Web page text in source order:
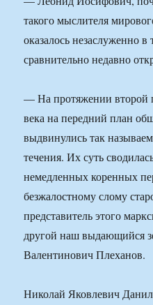
такого мыслителя
оказалось незаслуженно
сравнительно недавно
— На протяжении второй
века на передний план
выдвинулись так
течения. Их суть
немедленных коренных
безжалостному слому
представитель этого
другой наш выдающийся
Валентинович Плеханов.
Николай Яковлевич